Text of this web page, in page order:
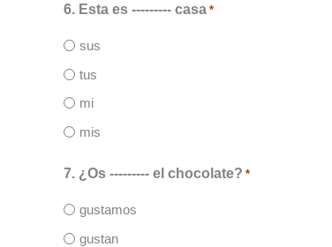
6. Esta es --------- casa *
sus
tus
mi
mis
7. ¿Os --------- el chocolate? *
gustamos
gustan